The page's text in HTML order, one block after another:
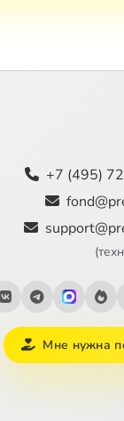
+7 (495)
Мне нужна